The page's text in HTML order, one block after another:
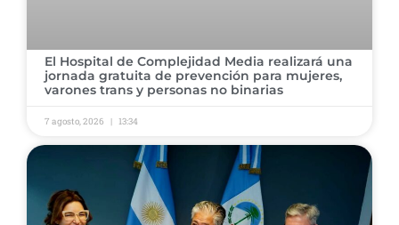
El Hospital de Complejidad Media realizará una
jornada gratuita de prevención para mujeres,
varones trans y personas no binarias
7 agosto, 2026 13:34